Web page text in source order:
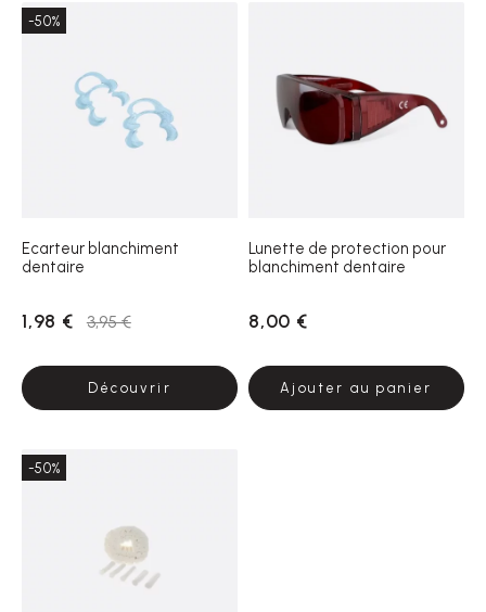
Ecarteur blanchiment
dentaire
1,98 € 3,95 €
Découvrir
-50%
Lunette de protection pour
blanchiment dentaire
8,00 €
Ajouter au panier
-50%